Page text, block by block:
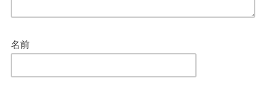
名前